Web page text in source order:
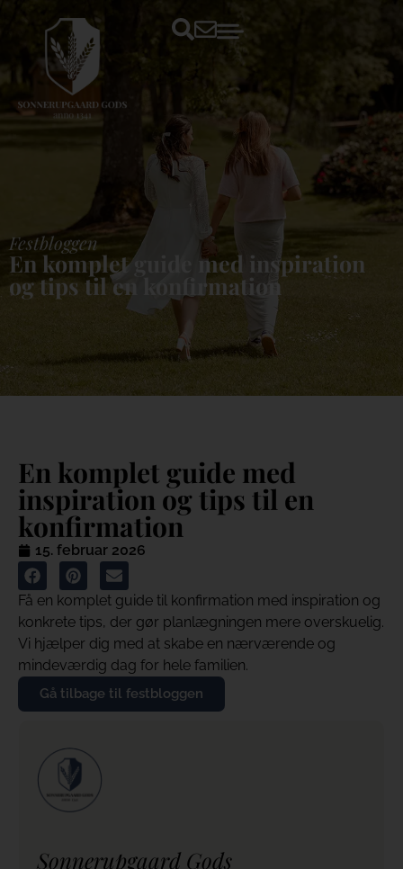
Festbloggen
En komplet guide med inspiration
og tips til en konfirmation
En komplet guide med
inspiration og tips til en
konfirmation
15. februar 2026
Få en komplet guide til konfirmation med inspiration og
konkrete tips, der gør planlægningen mere overskuelig.
Vi hjælper dig med at skabe en nærværende og
mindeværdig dag for hele familien.
Gå tilbage til festbloggen
Sonnerupgaard Gods